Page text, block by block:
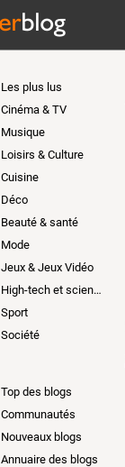
Les plus lus
Cinéma & TV
Musique
Loisirs & Culture
Cuisine
Déco
Beauté & santé
Mode
Jeux & Jeux Vidéo
High-tech et sciences
Sport
Société
Top des blogs
Communautés
Nouveaux blogs
Annuaire des blogs